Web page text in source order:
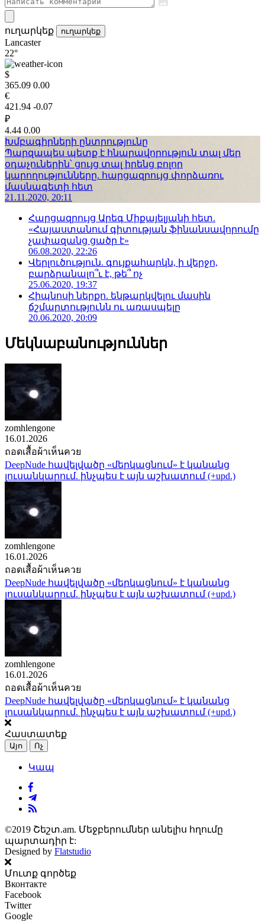
ուղարկեք ուղարկեք
Lancaster
22°
$
365.09 0.00
€
421.94 -0.07
₽
4.44 0.00
Խմբագիրների ընտրությունը
Պարզապես պետք է հնարավորություն տալ մեր
օդաչուներին՝ ցույց տալ իրենց բոլոր
կարողությունները. հարցազրույց փորձառու
մասնագետի հետ
21.11.2020, 20:11
Հարցազրույց Արեգ Միքայելյանի հետ.
«Հայաստանում գիտության ֆինանսավորումը
չափազանց ցածր է»
06.08.2020, 22:26
Վերլուծություն. գույքահարկն, ի վերջո,
բարձրանալո՞ւ է, թե՞ ոչ
25.06.2020, 19:37
Հիպնոսի ներքո. ենթարկվելու մասին
ճշմարտությունն ու առասպելը
20.06.2020, 20:09
Մեկնաբանություններ
zomhlengone
16.01.2026
ถอดเสื้อผ้าเห็นควย
DeepNude հավելվածը «մերկացնում» է կանանց
լուսանկարում. ինչպես է այն աշխատում (+upd.)
zomhlengone
16.01.2026
ถอดเสื้อผ้าเห็นควย
DeepNude հավելվածը «մերկացնում» է կանանց
լուսանկարում. ինչպես է այն աշխատում (+upd.)
zomhlengone
16.01.2026
ถอดเสื้อผ้าเห็นควย
DeepNude հավելվածը «մերկացնում» է կանանց
լուսանկարում. ինչպես է այն աշխատում (+upd.)
Հաստատեք
Այո Ոչ
Կապ
©2019 Շեշտ.am. Մեջբերումներ անելիս հղումը
պարտադիր է:
Designed by Flatstudio
Մուտք գործեք
Вконтакте
Facebook
Twitter
Google